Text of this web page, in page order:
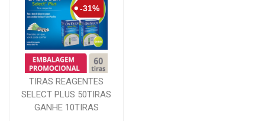
TIRAS REAGENTES
SELECT PLUS 50TIRAS
GANHE 10TIRAS